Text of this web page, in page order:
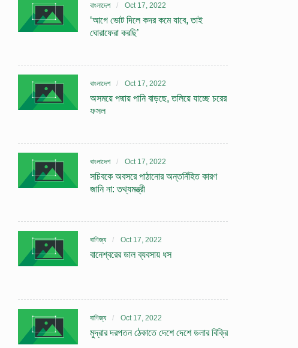
বাংলাদেশ Oct 17, 2022
‘আগে ভোট দিলে কদর কমে যাবে, তাই
ঘোরাফেরা করছি’
বাংলাদেশ Oct 17, 2022
অসময়ে পদ্মায় পানি বাড়ছে, তলিয়ে যাচ্ছে চরের
ফসল
বাংলাদেশ Oct 17, 2022
সচিবকে অবসরে পাঠানোর অন্তর্নিহিত কারণ
জানি না: তথ্যমন্ত্রী
বাণিজ্য Oct 17, 2022
বানেশ্বরের ডাল ব্যবসায় ধস
বাণিজ্য Oct 17, 2022
মুদ্রার দরপতন ঠেকাতে দেশে দেশে ডলার বিক্রি